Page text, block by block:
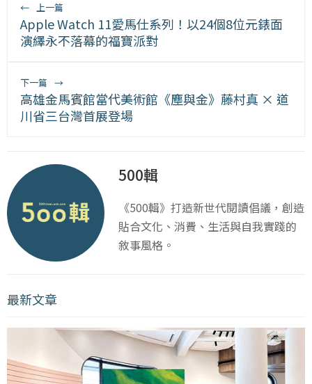
← 上一篇
Apple Watch 11愛馬仕系列！以24個8位元錶面
演繹永不落幕的福寶派對
下一篇 →
高雄金馬賓館當代美術館《塵與金》藤村真 × 道
川省三台灣首展登場
500輯
《500輯》打造新世代閱讀倡議，創造
貼合文化、消費、生活與自我實踐的
敘事風格。
最新文章